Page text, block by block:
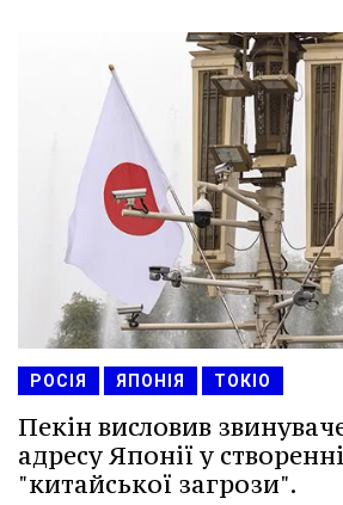
РОСІЯ ЯПОНІЯ ТОКІО
Пекін висловив
адресу Японії у
"китайської загрози".